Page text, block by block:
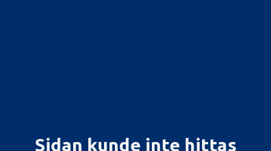
Sidan kunde inte hittas